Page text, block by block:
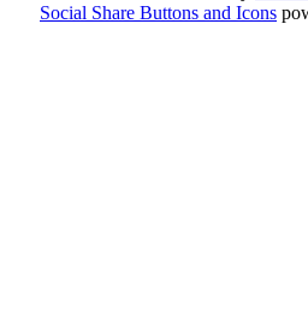
Social Share Buttons and Icons